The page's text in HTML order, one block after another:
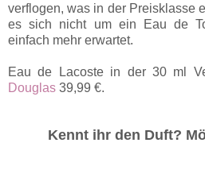
verflogen, was in der Preisklasse
es sich nicht um ein Eau de
einfach mehr erwartet.
Eau de Lacoste in der 30 ml
Douglas 39,99 €.
Kennt ihr den Duft?